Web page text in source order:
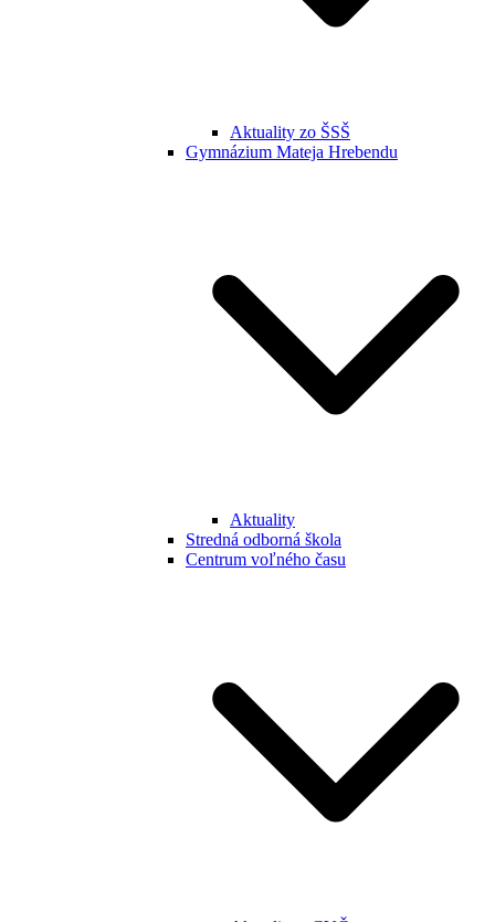
Aktuality zo ŠSŠ
Gymnázium Mateja Hrebendu
Aktuality
Stredná odborná škola
Centrum voľného času